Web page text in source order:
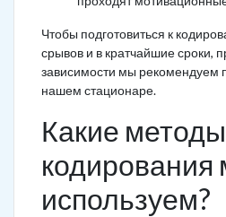
Чтобы подготовиться к
срывов и в кратчайшие сроки,
зависимости мы рекомендуем
нашем стационаре.
Какие методы
кодирования
используем?